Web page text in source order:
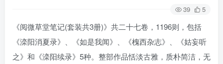
39 5
《阅微草堂笔记(套装共3册)》共二十七卷，1196则，包括
《滦阳消夏录》、《如是我闻》、《槐西杂志》、《姑妄听
之》和《滦阳续录》5种。整部作品恬淡古雅，质朴简洁，无
登录
没有账号？立即注册